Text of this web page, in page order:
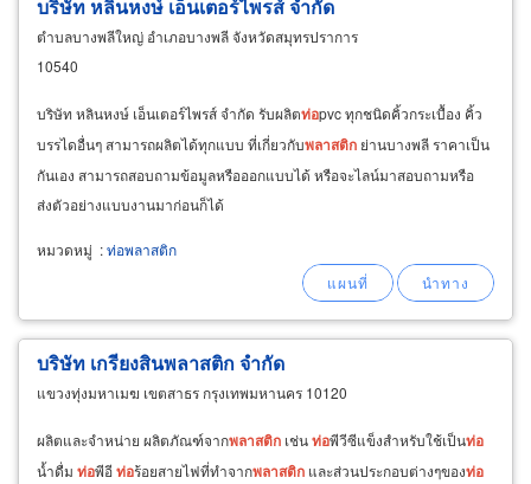
บริษัท หลินหงษ์ เอ็นเตอร์ไพรส์ จำกัด
ตำบลบางพลีใหญ่ อำเภอบางพลี จังหวัดสมุทรปราการ
10540
บริษัท หลินหงษ์ เอ็นเตอร์ไพรส์ จำกัด รับผลิตท่อpvc ทุกชนิดคิ้วกระเบื้อง คิ้ว
บรรไดอื่นๆ สามารถผลิตได้ทุกแบบ ที่เกี่ยวกับพลาสติก ย่านบางพลี ราคาเป็น
กันเอง สามารถสอบถามข้อมูลหรือออกแบบได้ หรือจะไลน์มาสอบถามหรือ
ส่งตัวอย่างแบบงานมาก่อนก็ได้
หมวดหมู่ :ท่อพลาสติก
บริษัท เกรียงสินพลาสติก จำกัด
แขวงทุ่งมหาเมฆ เขตสาธร กรุงเทพมหานคร 10120
ผลิตและจำหน่าย ผลิตภัณฑ์จากพลาสติก เช่นท่อพีวีซีแข็งสำหรับใช้เป็นท่อ
น้ำดื่ม ท่อพีอีท่อร้อยสายไฟที่ทำจากพลาสติก และส่วนประกอบต่างๆของท่อ